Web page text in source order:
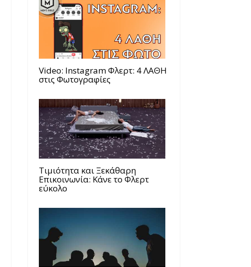
Video: Instagram Φλερτ: 4 ΛΑΘΗ
στις Φωτογραφίες
Τιμιότητα και Ξεκάθαρη
Επικοινωνία: Κάνε το Φλερτ
εύκολο